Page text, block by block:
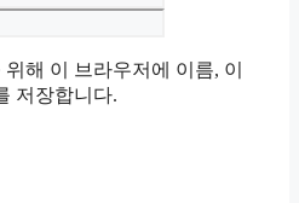
일
사
트
해 이 브라우저에 이름, 이
저장합니다.